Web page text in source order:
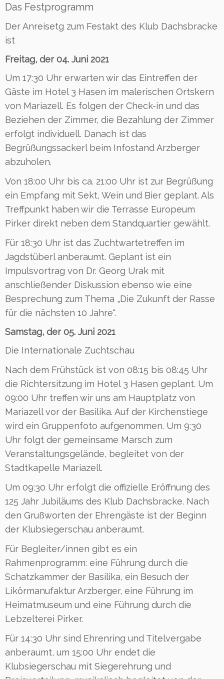
Das Festprogramm
Der Anreisetg zum Festakt des Klub Dachsbracke
ist
Freitag, der 04. Juni 2021
Um 17:30 Uhr erwarten wir das Eintreffen der
Gäste im Hotel 3 Hasen im malerischen Ortskern
von Mariazell. Es folgen der Check-in und das
Beziehen der Zimmer, die Bezahlung der Zimmer
erfolgt individuell. Danach ist das
Begrüßungssackerl beim Infostand Arzberger
abzuholen.
Von 18:00 Uhr bis ca. 21:00 Uhr ist zur Begrüßung
ein Empfang mit Sekt, Wein und Bier geplant. Als
Treffpunkt haben wir die Terrasse Europeum
Pirker direkt neben dem Standquartier gewählt.
Für 18:30 Uhr ist das Zuchtwartetreffen im
Jagdstüberl anberaumt. Geplant ist ein
Impulsvortrag von Dr. Georg Urak mit
anschließender Diskussion ebenso wie eine
Besprechung zum Thema „Die Zukunft der Rasse
für die nächsten 10 Jahre“.
Samstag, der 05. Juni 2021
Die Internationale Zuchtschau
Nach dem Frühstück ist von 08:15 bis 08:45 Uhr
die Richtersitzung im Hotel 3 Hasen geplant. Um
09:00 Uhr treffen wir uns am Hauptplatz von
Mariazell vor der Basilika. Auf der Kirchenstiege
wird ein Gruppenfoto aufgenommen. Um 9:30
Uhr folgt der gemeinsame Marsch zum
Veranstaltungsgelände, begleitet von der
Stadtkapelle Mariazell.
Um 09:30 Uhr erfolgt die offizielle Eröffnung des
125 Jahr Jubiläums des Klub Dachsbracke. Nach
den Grußworten der Ehrengäste ist der Beginn
der Klubsiegerschau anberaumt.
Für Begleiter/innen gibt es ein
Rahmenprogramm: eine Führung durch die
Schatzkammer der Basilika, ein Besuch der
Likörmanufaktur Arzberger, eine Führung im
Heimatmuseum und eine Führung durch die
Lebzelterei Pirker.
Für 14:30 Uhr sind Ehrenring und Titelvergabe
anberaumt, um 15:00 Uhr endet die
Klubsiegerschau mit Siegerehrung und